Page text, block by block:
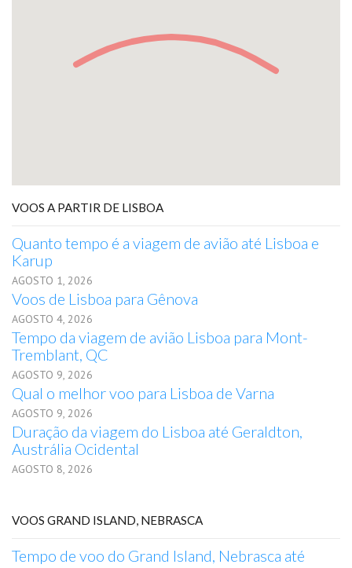
VOOS A PARTIR DE LISBOA
Quanto tempo é a viagem de avião até Lisboa e
Karup
AGOSTO 1, 2026
Voos de Lisboa para Gênova
AGOSTO 4, 2026
Tempo da viagem de avião Lisboa para Mont-
Tremblant, QC
AGOSTO 9, 2026
Qual o melhor voo para Lisboa de Varna
AGOSTO 9, 2026
Duração da viagem do Lisboa até Geraldton,
Austrália Ocidental
AGOSTO 8, 2026
VOOS GRAND ISLAND, NEBRASCA
Tempo de voo do Grand Island, Nebrasca até